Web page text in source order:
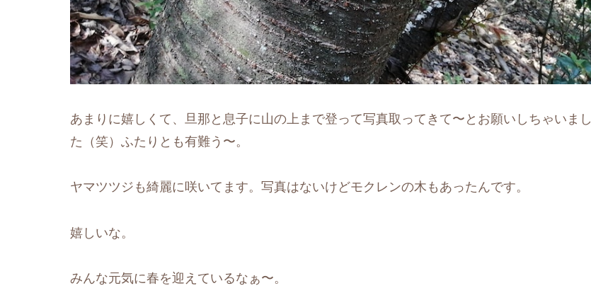
あまりに嬉しくて、旦那と息子に山の上まで登って写真取ってきて〜とお願いしちゃいまし
た（笑）ふたりとも有難う〜。
ヤマツツジも綺麗に咲いてます。写真はないけどモクレンの木もあったんです。
嬉しいな。
みんな元気に春を迎えているなぁ〜。